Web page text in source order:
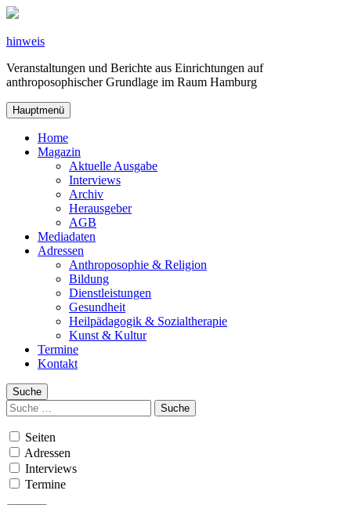
Zum
springen
hinweis
Veranstaltungen und Berichte aus Einrichtungen auf
anthroposophischer Grundlage im Raum Hamburg
Hauptmenü
Home
Magazin
Aktuelle Ausgabe
Interviews
Archiv
Herausgeber
AGB
Mediadaten
Adressen
Anthroposophie & Religion
Bildung
Dienstleistungen
Gesundheit
Heilpädagogik & Sozialtherapie
Kunst & Kultur
Termine
Kontakt
Suche
Suchen
nach:
Seiten
Adressen
Interviews
Termine